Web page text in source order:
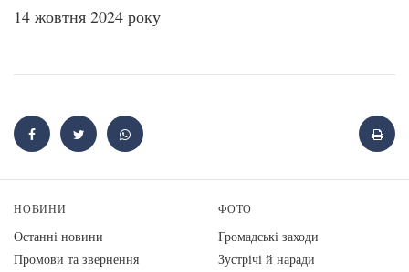
14 жовтня 2024 року
НОВИНИ
Останні новини
Промови та звернення
ФОТО
Громадські заходи
Зустрічі й наради